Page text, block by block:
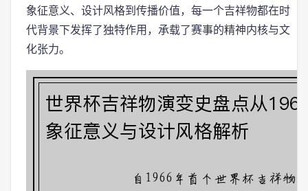
象征意义、设计风格到传播价值，每一个吉祥物都在时
代背景下发挥了独特作用，承载了赛事的精神内核与文
化张力。